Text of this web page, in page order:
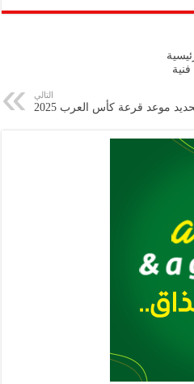
at
A
p
gr
ai
ar
التالي
موعد قرعة كأس العرب 2025